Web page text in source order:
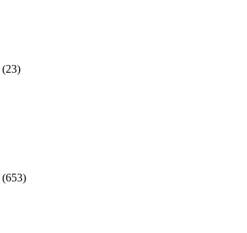
(23)
(653)